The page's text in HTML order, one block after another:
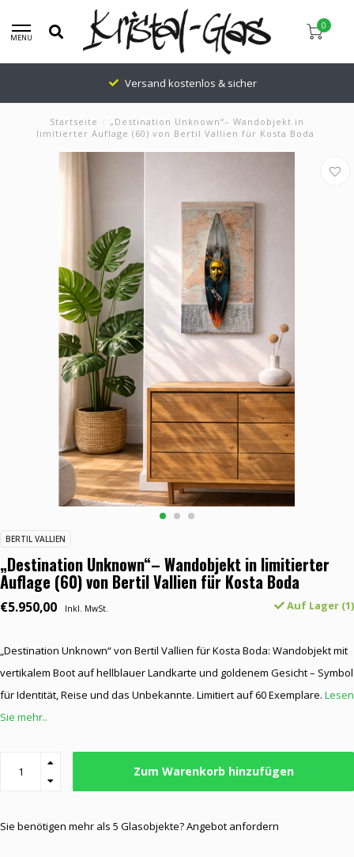
MENU
0
Versand kostenlos & sicher
Startseite / „Destination Unknown“– Wandobjekt in
limitierter Auflage (60) von Bertil Vallien für Kosta Boda
BERTIL VALLIEN
„Destination Unknown“– Wandobjekt in limitierter
Auflage (60) von Bertil Vallien für Kosta Boda
€5.950,00 Inkl. MwSt. Auf Lager (1)
„Destination Unknown“ von Bertil Vallien für Kosta Boda: Wandobjekt mit
vertikalem Boot auf hellblauer Landkarte und goldenem Gesicht – Symbol
für Identität, Reise und das Unbekannte. Limitiert auf 60 Exemplare. Lesen
Sie mehr..
Zum Warenkorb hinzufügen
Sie benötigen mehr als 5 Glasobjekte? Angebot anfordern